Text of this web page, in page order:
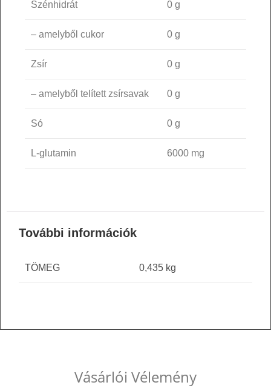
Szénhidrát 0 g
– amelyből cukor 0 g
Zsír 0 g
– amelyből telített zsírsavak 0 g
Só 0 g
L-glutamin 6000 mg
További információk
TÖMEG 0,435 kg
Vásárlói Vélemény